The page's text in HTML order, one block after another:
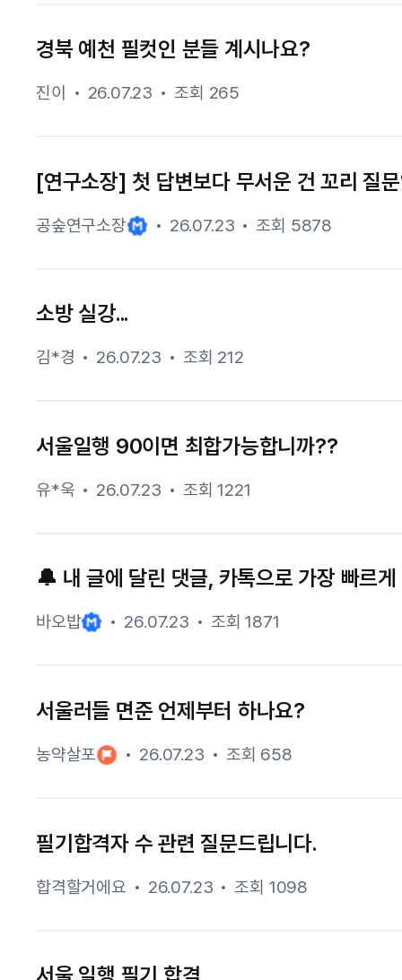
경북 예천 필컷인 분들 계시나요?
진이 26.07.23 조회 265
[연구소장] 첫 답변보다 무서운 건 꼬리 질
공숲연구소장 26.07.23 조회 5878
소방 실강...
김*경 26.07.23 조회 212
서울일행 90이면 최합가능합니까??
유*욱 26.07.23 조회 1221
🔔 내 글에 달린 댓글, 카톡으로 가장 빠르
바오밥 26.07.23 조회 1871
서울러들 면준 언제부터 하나요?
농약살포 26.07.23 조회 658
필기합격자 수 관련 질문드립니다.
합격할거에요 26.07.23 조회 1098